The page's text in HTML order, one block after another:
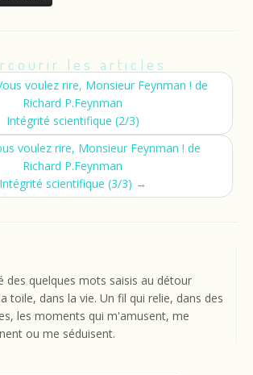
les articles
voulez rire, Monsieur Feynman ! de
Richard P.Feynman
Intégrité scientifique (2/3)
voulez rire, Monsieur Feynman ! de
Richard P.Feynman
Intégrité scientifique (3/3) →
des quelques mots saisis au détour
toile, dans la vie. Un fil qui relie, dans des
les moments qui m'amusent, me
ou me séduisent.